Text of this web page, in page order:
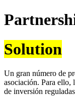
Solution
Un gran número de
asociación. Para ello,
de inversión